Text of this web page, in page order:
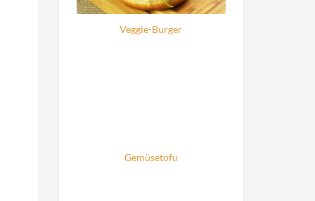
Veggie-Burger
Gemüsetofu